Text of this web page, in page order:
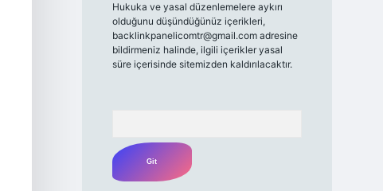
Hukuka ve yasal düzenlemelere aykırı
olduğunu düşündüğünüz içerikleri,
backlinkpanelicomtr@gmail.comadresine
bildirmeniz halinde, ilgili içerikler yasal
süre içerisinde sitemizden kaldırılacaktır.